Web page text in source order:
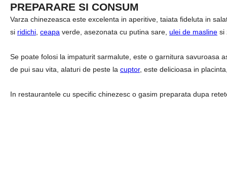
PREPARARE SI CONSUM
Varza chinezeasca este excelenta in aperitive, taiata fideluta in
si ridichi ceapa verde, asezonata cu putina sare, ulei de masline si
Se poate folosi la impaturit sarmalute, este o garnitura savuroasa
de pui sau vita, alaturi de peste la cuptor, este delicioasa in
In restaurantele cu specific chinezesc o gasim preparata dupa